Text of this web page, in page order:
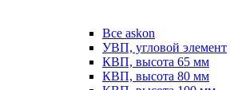
Все askon
УВП, угловой элемент
КВП, высота 65 мм
КВП, высота 80 мм